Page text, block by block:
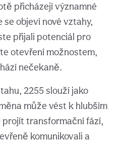
přicházejí významné
objeví nové vztahy,
přijali potenciál pro
otevření možnostem,
nečekaně.
2255 slouží jako
může vést k hlubším
projít transformační fází,
komunikovali a